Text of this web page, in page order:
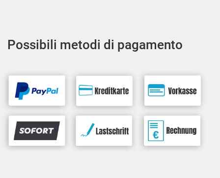
Possibili metodi di pagamento